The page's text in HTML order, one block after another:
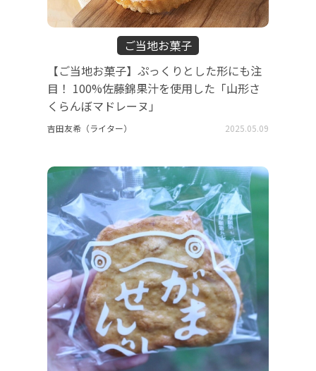
ご当地お菓子
【ご当地お菓子】ぷっくりとした形にも注
目！ 100%佐藤錦果汁を使用した「山形さ
くらんぼマドレーヌ」
吉田友希（ライター） 2025.05.09